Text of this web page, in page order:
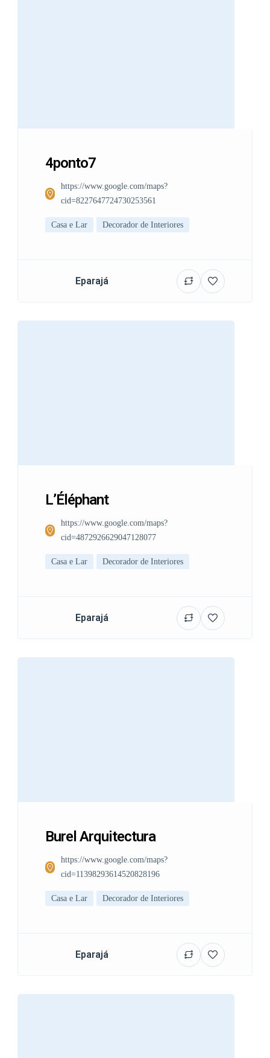
4ponto7
https://www.google.com/maps?
cid=8227647724730253561
Casa e Lar Decorador de Interiores
Eparajá
L’Éléphant
https://www.google.com/maps?
cid=4872926629047128077
Casa e Lar Decorador de Interiores
Eparajá
Burel Arquitectura
https://www.google.com/maps?
cid=11398293614520828196
Casa e Lar Decorador de Interiores
Eparajá